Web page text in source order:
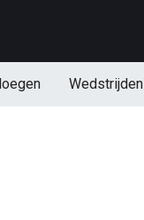
Wedstrijden